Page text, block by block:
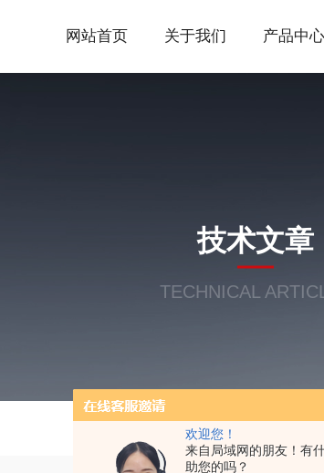
欢迎您！
来自局域网的朋友！有
助您的吗？
网站首页 关于我们 产品中心
技术文章
TECHNICAL
当前位置：首页